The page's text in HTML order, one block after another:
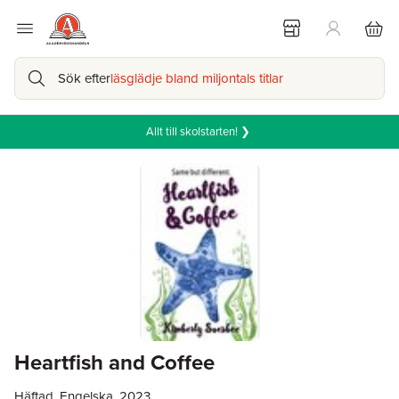
Sök efterläsglädje bland miljontals titlar
Allt till skolstarten! ❯
Heartfish and Coffee